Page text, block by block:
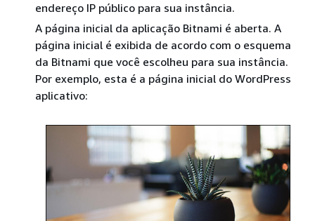
endereço IP público para sua instância.
A página inicial da aplicação Bitnami é aberta. A
página inicial é exibida de acordo com o esquema
da Bitnami que você escolheu para sua instância.
Por exemplo, esta é a página inicial do WordPress
aplicativo: